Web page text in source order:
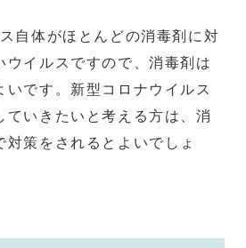
自体がほとんどの消毒剤に対
ウイルスですので、消毒剤は
いです。新型コロナウイルス
ていきたいと考える方は、消
対策をされるとよいでしょ